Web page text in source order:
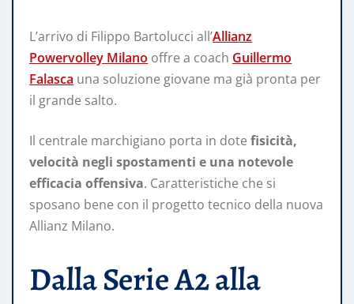
L’arrivo di Filippo Bartolucci all’Allianz
Powervolley Milano offre a coach Guillermo
Falasca una soluzione giovane ma già pronta per
il grande salto.
Il centrale marchigiano porta in dote fisicità,
velocità negli spostamenti e una notevole
efficacia offensiva. Caratteristiche che si
sposano bene con il progetto tecnico della nuova
Allianz Milano.
Dalla Serie A2 alla